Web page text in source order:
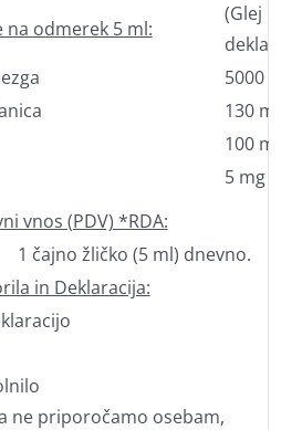
na odmerek 5 ml:
(Glej
5000 mg
130 mg
100 mg
5 mg
vnos (PDV) *RDA:
1 čajno žličko (5 ml) dnevno.
in Deklaracija:
ne priporočamo osebam,